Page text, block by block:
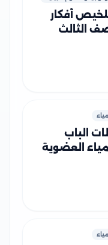
أفكار
الثالث
الباب
العضوية